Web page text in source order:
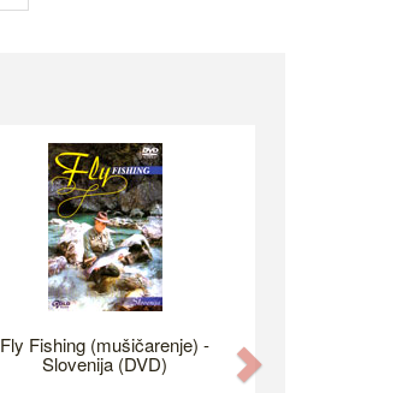
Fly Fishing (mušičarenje) -
Slovenija (DVD)